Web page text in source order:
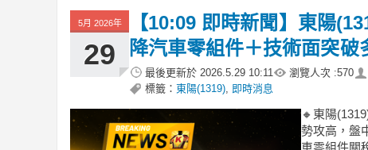
5月 2026年
29
【10:09 即時新聞】東陽
降汽車零組件＋技術面突
最後更新於 2026.5.29 10:11 瀏覽人次 :570
標籤： 東陽(1319) 即時消息
🔸東陽
勢攻高，盤
車零組件關